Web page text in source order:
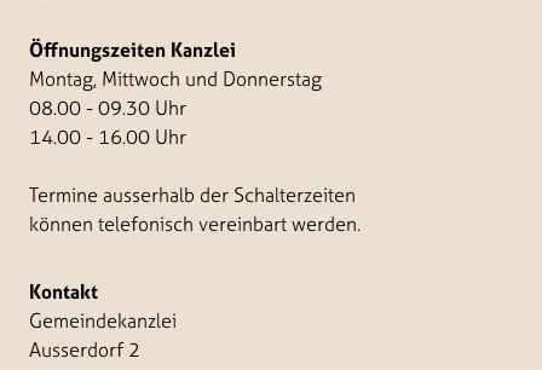
Öffnungszeiten Kanzlei
Montag, Mittwoch und Donnerstag
08.00 - 09.30 Uhr
14.00 - 16.00 Uhr
Termine ausserhalb der Schalterzeiten
können telefonisch vereinbart werden.
Kontakt
Gemeindekanzlei
Ausserdorf 2